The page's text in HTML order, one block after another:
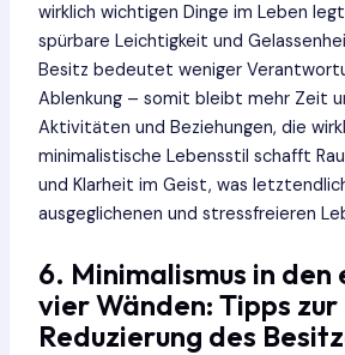
wirklich wichtigen Dinge im Leben
spürbare Leichtigkeit und
Besitz bedeutet weniger
Ablenkung – somit bleibt mehr Zeit
Aktivitäten und Beziehungen, die
minimalistische Lebensstil schafft
und Klarheit im Geist, was
ausgeglichenen und stressfreieren
6. Minimalismus in den
vier Wänden: Tipps zur
Reduzierung des